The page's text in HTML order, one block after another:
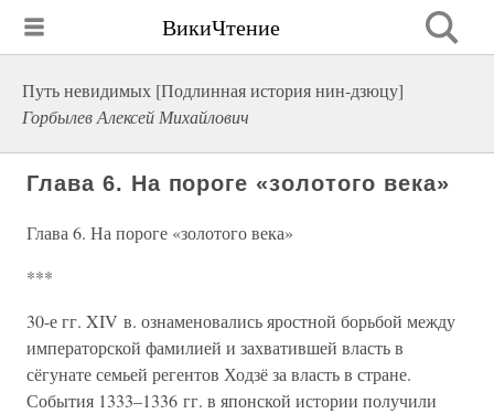
ВикиЧтение
Путь невидимых [Подлинная история нин-дзюцу]
Горбылев Алексей Михайлович
Глава 6. На пороге «золотого века»
Глава 6. На пороге «золотого века»
***
30-е гг. XIV в. ознаменовались яростной борьбой между
императорской фамилией и захватившей власть в
сёгунате семьей регентов Ходзё за власть в стране.
События 1333–1336 гг. в японской истории получили